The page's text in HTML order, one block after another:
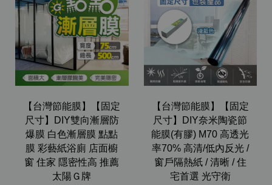
【台灣節能膜】【固定
尺寸】DIY雙向漸層防
爆膜 白色漸層膜 點點
膜 彩藝紙浴廁 店面櫥
窗 住家 隱密性高 推薦
太陽Ｇ牌
【台灣節能膜】【固定
尺寸】DIY奈米陶瓷節
能膜(有膠) M70 高透光
率70% 高清/低內反光 /
窗戶隔熱紙 / 清晰 / 住
宅首選 光守衛